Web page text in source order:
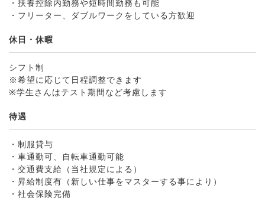
・扶養控除内勤務や短時間勤務も可能
・フリーター、ダブルワークをしている方歓迎
休日・休暇
シフト制
※希望に応じて日程調整できます
※学生さんはテスト期間など考慮します
待遇
・制服貸与
・車通勤可、自転車通勤可能
・交通費支給（当社規定による）
・昇給制度有（新しい仕事をマスターする事により）
・社会保険完備